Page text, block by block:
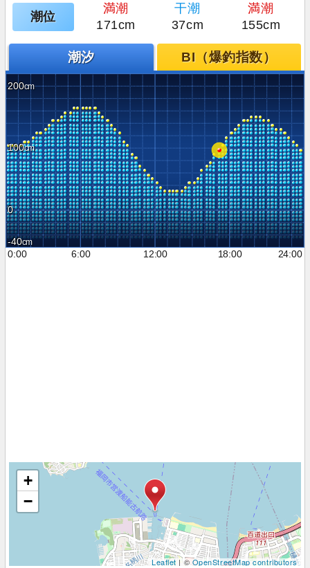
潮位
満潮 干潮
満潮
171cm
37cm 155cm
潮汐 BI（爆釣指数）
200
100
0
-40
0:00
6:00 12:00 18:00 24:00
+
−
Leaflet| ©OpenStreetMap contributors